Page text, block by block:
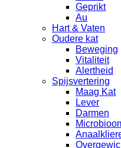
Geprikt
Au
Hart & Vaten
Oudere kat
Beweging
Vitaliteit
Alertheid
Spijsvertering
Maag Kat
Lever
Darmen